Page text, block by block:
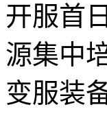
开服首
源集中
变服装